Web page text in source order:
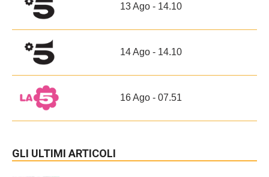
13 Ago - 14.10
14 Ago - 14.10
16 Ago - 07.51
GLI ULTIMI ARTICOLI